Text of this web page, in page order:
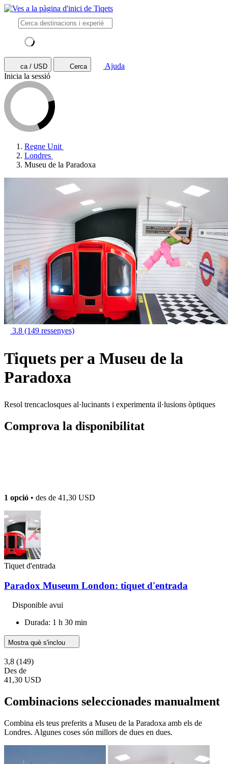
ca / USD Cerca
Ajuda
Inicia la sessió
Regne Unit
Londres
Museu de la Paradoxa
3.8 (149 ressenyes)
Tiquets per a Museu de la
Paradoxa
Resol trencaclosques al·lucinants i experimenta il·lusions òptiques
Comprova la disponibilitat
1 opció • des de 41,30 USD
Tiquet d'entrada
Paradox Museum London: tiquet d'entrada
Disponible avui
Durada: 1 h 30 min
Mostra què s'inclou
3,8 (149)
Des de
41,30 USD
Combinacions seleccionades manualment
Combina els teus preferits a Museu de la Paradoxa amb els de
Londres. Algunes coses són millors de dues en dues.